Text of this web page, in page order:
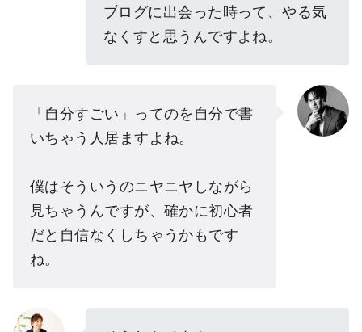
ブログに出会った時って、やる気
なくすと思うんですよね。
「自分すごい」ってのを自分で書
いちゃう人居ますよね。
僕はそういうのニヤニヤしながら
見ちゃうんですが、確かに初心者
だと自信なくしちゃうかもです
ね。